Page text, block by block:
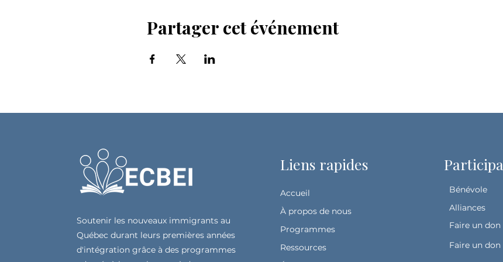
Partager cet événement
Soutenir les nouveaux immigrants au
Québec durant leurs premières années
d'intégration grâce à des programmes
Liens rapides
Accueil
À propos de nous
Programmes
Ressources
Participa
Bénévole
Alliances
Faire un don
Faire un don